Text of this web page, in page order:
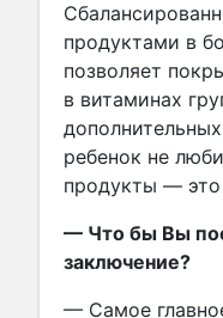
продуктами в
позволяет
в витаминах
ребенок не
продукты —
— Что бы Вы
заключение?
— Самое